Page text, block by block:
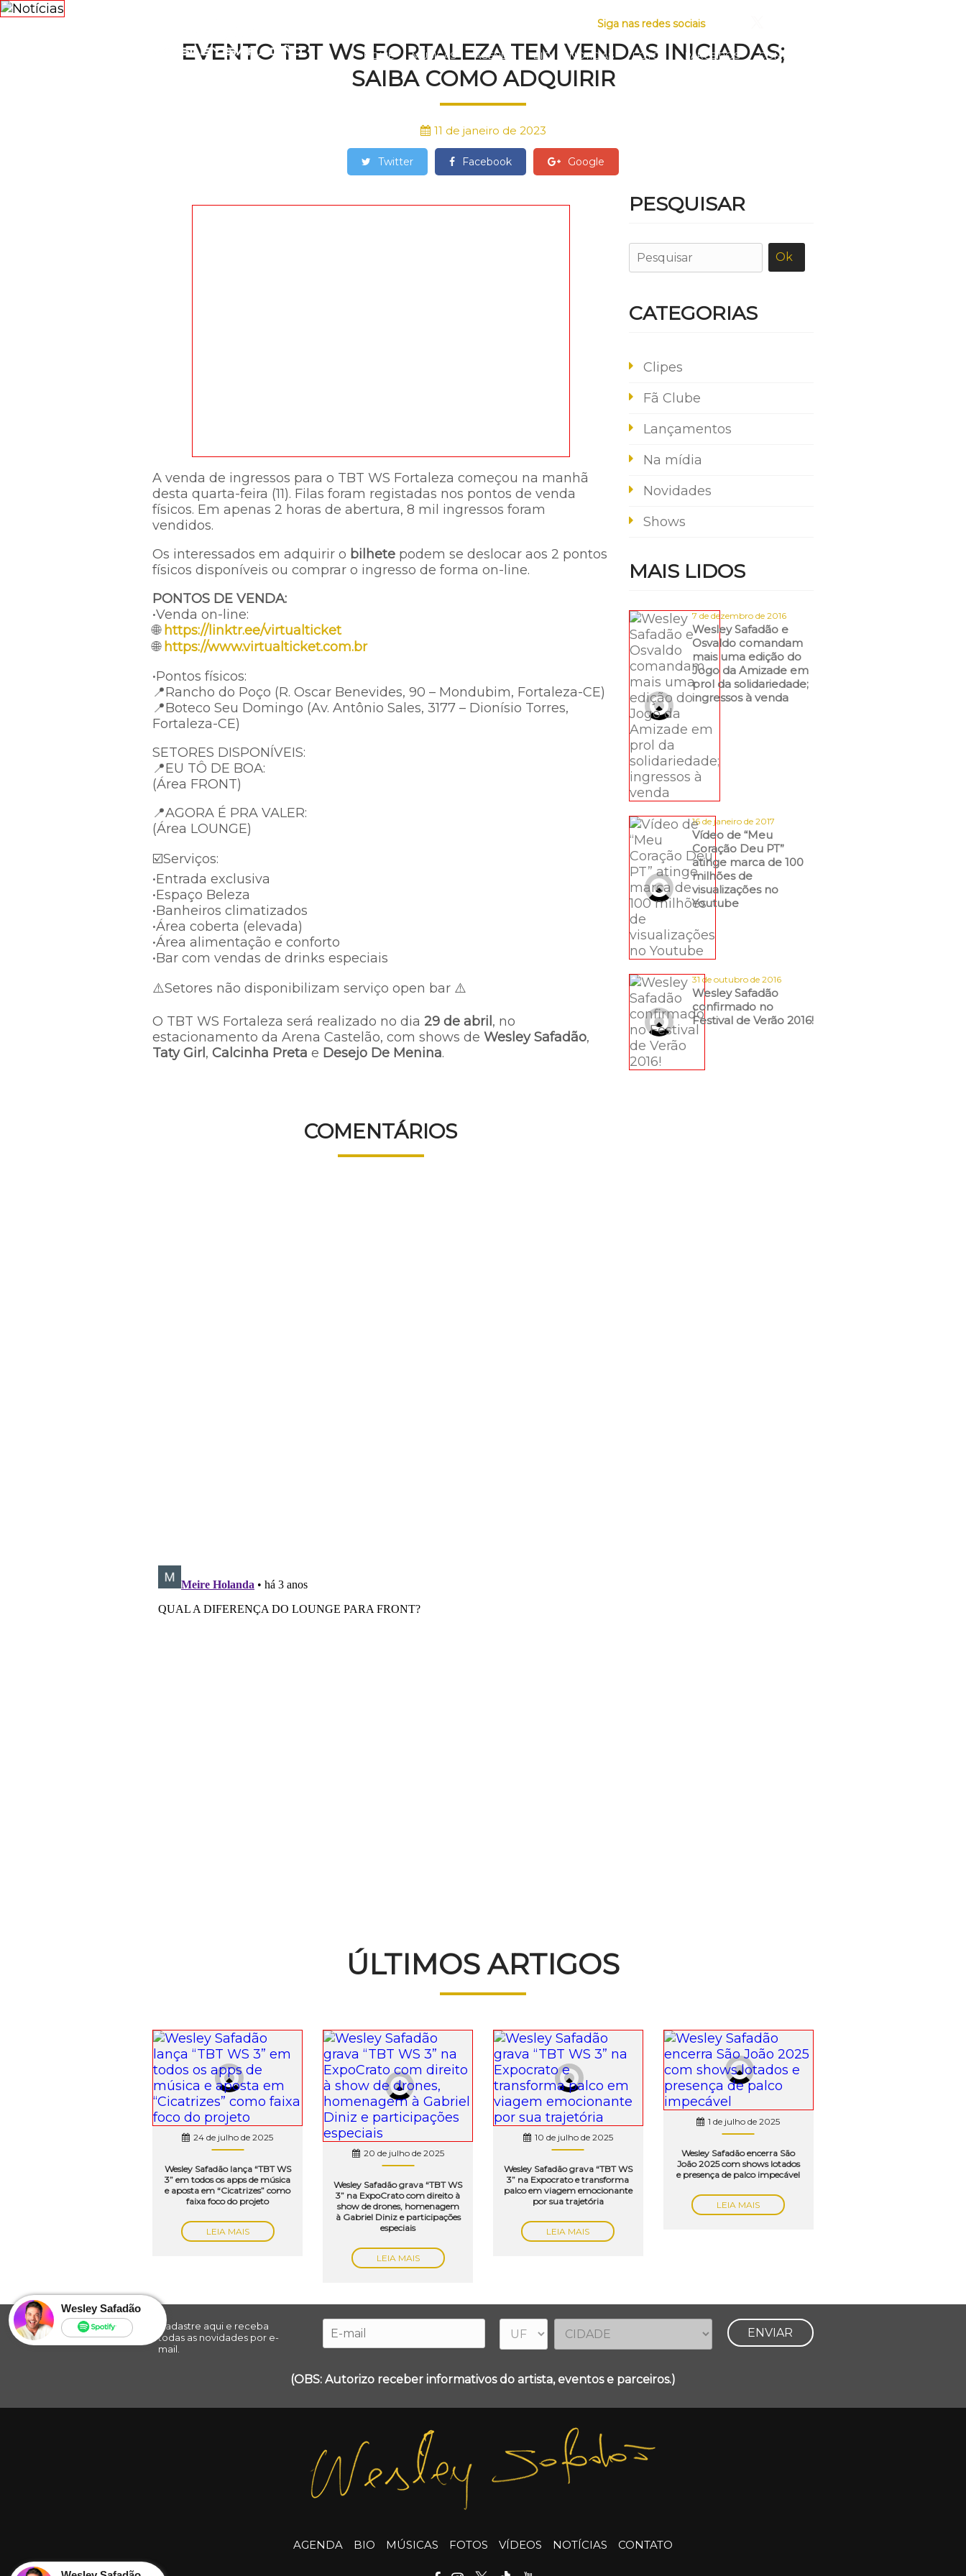
Siga nas redes sociais
HOME MÚSICAS AGENDA BIO NOTÍCIAS FOTOS PARCEIROS CONTATO
EVENTO TBT WS FORTALEZA TEM VENDAS INICIADAS;
SAIBA COMO ADQUIRIR
11 de janeiro de 2023
Twitter Facebook Google
A venda de ingressos para o TBT WS Fortaleza começou na manhã
desta quarta-feira (11). Filas foram registadas nos pontos de venda
físicos. Em apenas 2 horas de abertura, 8 mil ingressos foram
vendidos.
Os interessados em adquirir o bilhete podem se deslocar aos 2 pontos
físicos disponíveis ou comprar o ingresso de forma on-line.
PONTOS DE VENDA:
•Venda on-line:
🌐 https://linktr.ee/virtualticket
🌐 https://www.virtualticket.com.br
•Pontos físicos:
📍Rancho do Poço (R. Oscar Benevides, 90 – Mondubim, Fortaleza-CE)
📍Boteco Seu Domingo (Av. Antônio Sales, 3177 – Dionísio Torres,
Fortaleza-CE)
SETORES DISPONÍVEIS:
📍EU TÔ DE BOA:
(Área FRONT)
📍AGORA É PRA VALER:
(Área LOUNGE)
☑️Serviços:
•Entrada exclusiva
•Espaço Beleza
•Banheiros climatizados
•Área coberta (elevada)
•Área alimentação e conforto
•Bar com vendas de drinks especiais
⚠️Setores não disponibilizam serviço open bar ⚠️
O TBT WS Fortaleza será realizado no dia 29 de abril , no
estacionamento da Arena Castelão, com shows de Wesley Safadão,
Taty Girl , Calcinha Preta e Desejo De Menina.
COMENTÁRIOS
PESQUISAR
CATEGORIAS
Clipes
Fã Clube
Lançamentos
Na mídia
Novidades
Shows
MAIS LIDOS
7 de dezembro de 2016
Wesley Safadão e
Osvaldo comandam
mais uma edição do
Jogo da Amizade em
prol da solidariedade;
ingressos à venda
16 de janeiro de 2017
Vídeo de “Meu
Coração Deu PT”
atinge marca de 100
milhões de
visualizações no
Youtube
31 de outubro de 2016
Wesley Safadão
confirmado no
Festival de Verão 2016!
ÚLTIMOS ARTIGOS
24 de julho de 2025
Wesley Safadão lança “TBT WS
3” em todos os apps de música
e aposta em “Cicatrizes” como
faixa foco do projeto
LEIA MAIS
20 de julho de 2025
Wesley Safadão grava “TBT WS
3” na ExpoCrato com direito à
show de drones, homenagem
à Gabriel Diniz e participações
especiais
LEIA MAIS
10 de julho de 2025
Wesley Safadão grava “TBT WS
3” na Expocrato e transforma
palco em viagem emocionante
por sua trajetória
LEIA MAIS
1 de julho de 2025
Wesley Safadão encerra São
João 2025 com shows lotados
e presença de palco impecável
LEIA MAIS
Wesley Safadão
Cadastre aqui e receba
todas as novidades por e-
mail.
(OBS: Autorizo receber informativos do artista, eventos e parceiros.)
AGENDA BIO MÚSICAS FOTOS VÍDEOS NOTÍCIAS CONTATO